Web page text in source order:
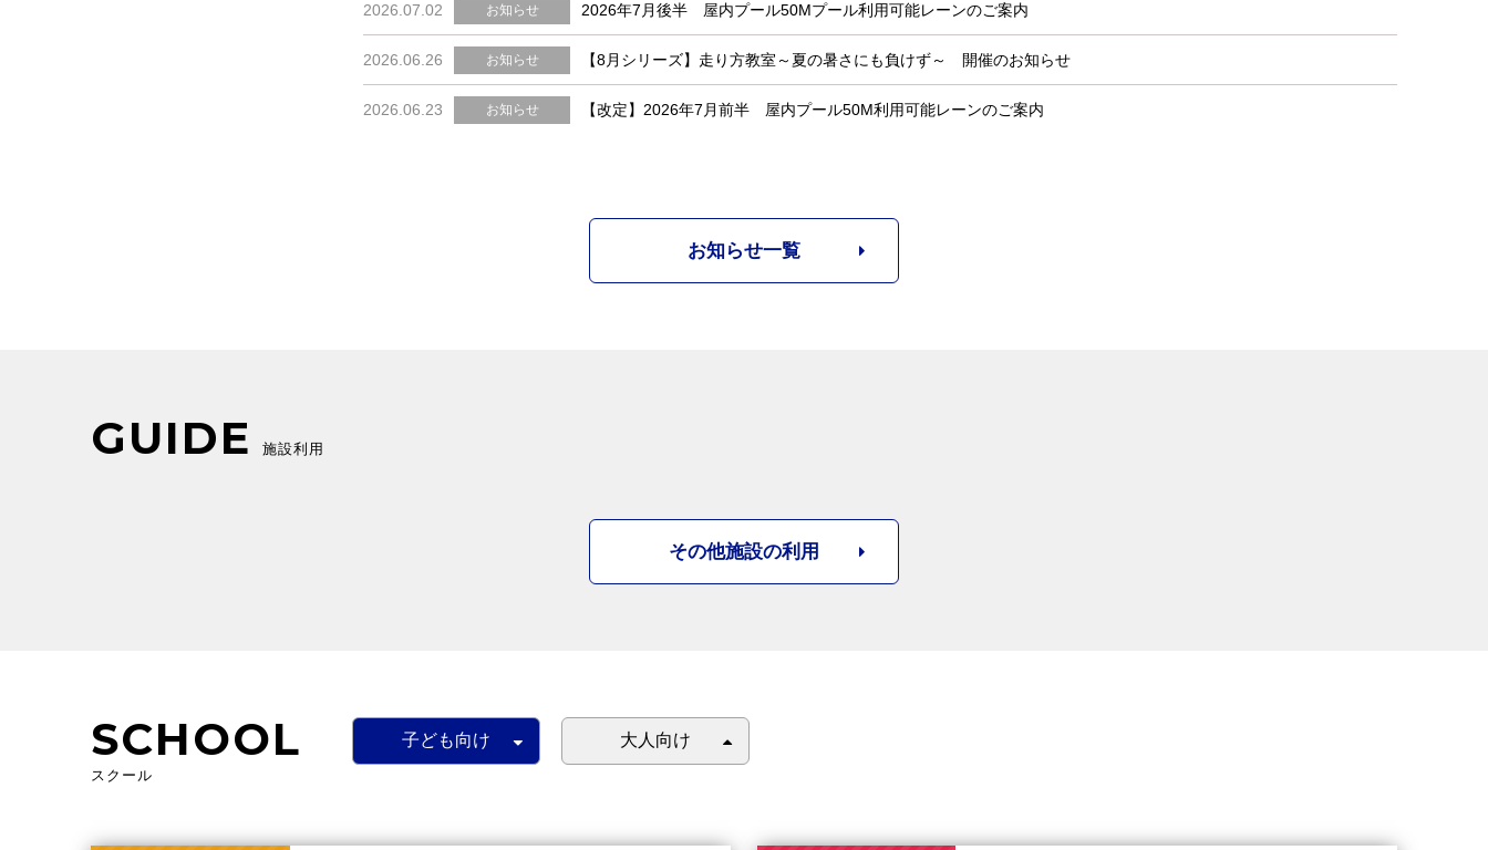
2026.07.02 お知らせ 2026年7月後半 屋内プール50Mプール利用可能レーンのご案内
2026.06.26 お知らせ 【8月シリーズ】走り方教室～夏の暑さにも負けず～ 開催のお知らせ
2026.06.23 お知らせ 【改定】2026年7月前半 屋内プール50M利用可能レーンのご案内
お知らせ一覧
GUIDE 施設利用
その他施設の利用
SCHOOL
スクール
子ども向け 大人向け